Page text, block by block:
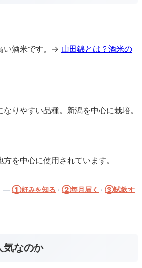
い酒米です。→ 山田錦とは？酒米の
りやすい品種。新潟を中心に栽培。
を中心に使用されています。
— ①好みを知る · ②毎月届く · ③試飲す
気なのか